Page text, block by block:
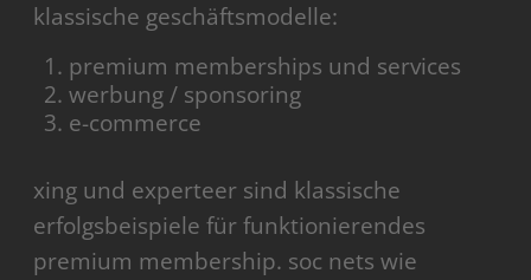
klassische geschäftsmodelle:
premium memberships und services
werbung / sponsoring
e-commerce
xing und experteer sind klassische
erfolgsbeispiele für funktionierendes
premium membership. soc nets wie